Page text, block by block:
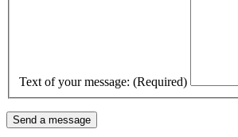
Text of your message: (Required)